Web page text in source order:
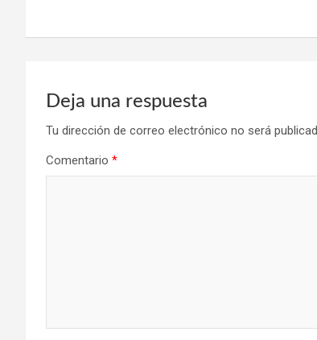
Deja una respuesta
Tu dirección de correo electrónico no será
Comentario *